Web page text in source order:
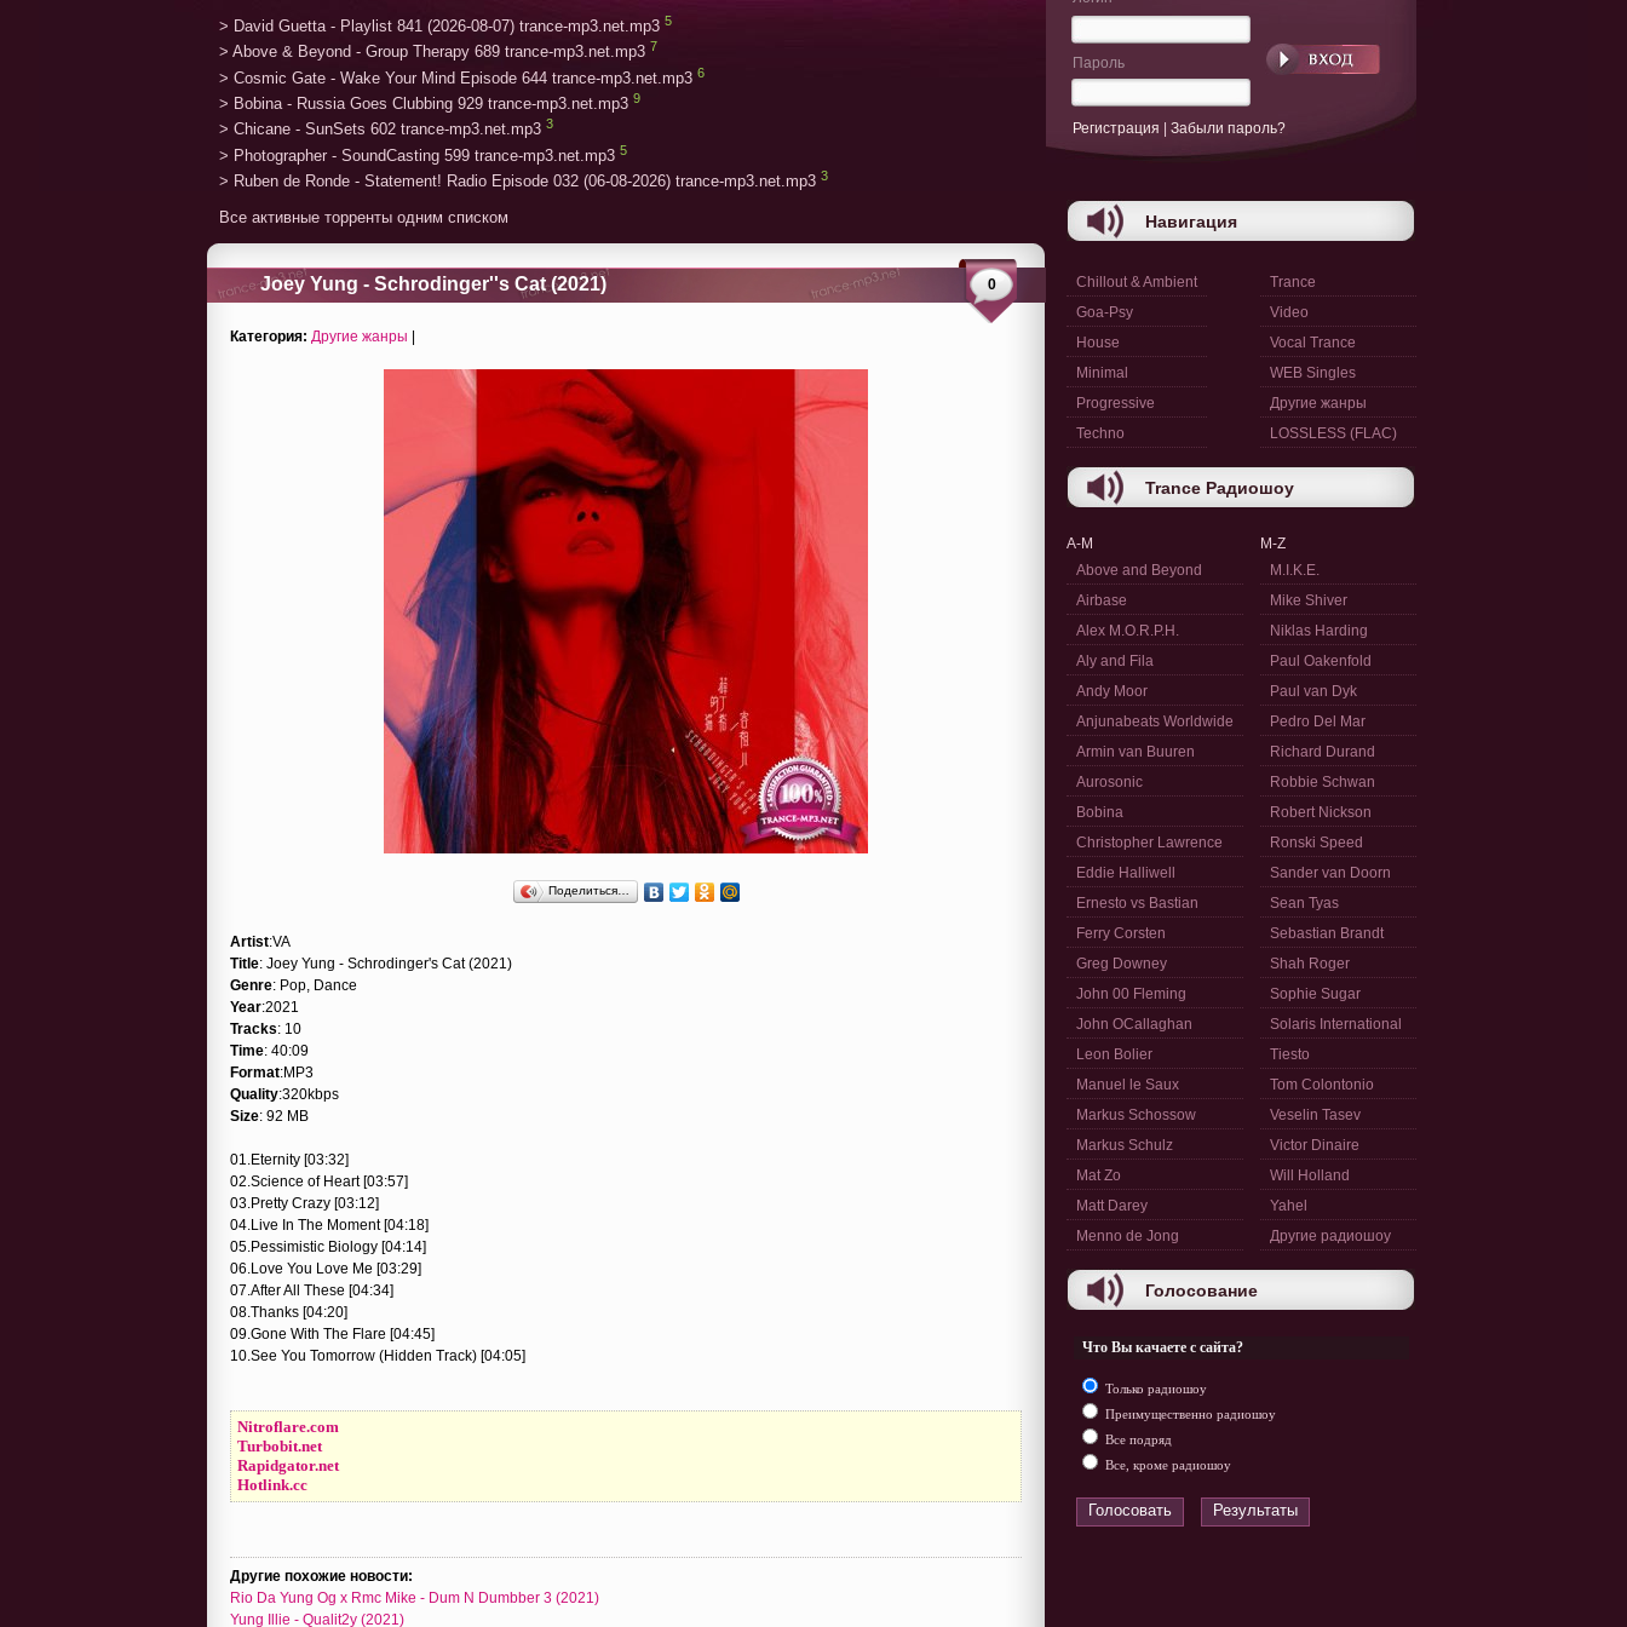
> David Guetta - Playlist 841 (2026-08-07) trance-mp3.net.mp3 5
> Above & Beyond - Group Therapy 689 trance-mp3.net.mp3 7
> Cosmic Gate - Wake Your Mind Episode 644 trance-mp3.net.mp3 6
> Bobina - Russia Goes Clubbing 929 trance-mp3.net.mp3 9
> Chicane - SunSets 602 trance-mp3.net.mp3 3
> Photographer - SoundCasting 599 trance-mp3.net.mp3 5
> Ruben de Ronde - Statement! Radio Episode 032 (06-08-2026) trance-mp3.net.mp3 3
Все активные торренты одним списком
Joey Yung - Schrodinger''s Cat (2021) 0
Категория: Другие жанры |
Поделиться…
Artist:VA
Title: Joey Yung - Schrodinger's Cat (2021)
Genre: Pop, Dance
Year:2021
Tracks: 10
Time: 40:09
Format:MP3
Quality:320kbps
Size: 92 MB
01.Eternity [03:32]
02.Science of Heart [03:57]
03.Pretty Crazy [03:12]
04.Live In The Moment [04:18]
05.Pessimistic Biology [04:14]
06.Love You Love Me [03:29]
07.After All These [04:34]
08.Thanks [04:20]
09.Gone With The Flare [04:45]
10.See You Tomorrow (Hidden Track) [04:05]
Nitroflare.com
Turbobit.net
Rapidgator.net
Hotlink.cc
Другие похожие новости:
Rio Da Yung Og x Rmc Mike - Dum N Dumbber 3 (2021)
Yung Illie - Qualit2y (2021)
Пароль
Регистрация Забыли пароль?
Навигация
Chillout & Ambient
Goa-Psy
House
Minimal
Progressive
Techno
Trance
Video
Vocal Trance
WEB Singles
Другие жанры
LOSSLESS (FLAC)
Trance Радиошоу
A-M
Above and Beyond
Airbase
Alex M.O.R.P.H.
Aly and Fila
Andy Moor
Anjunabeats Worldwide
Armin van Buuren
Aurosonic
Bobina
Christopher Lawrence
Eddie Halliwell
Ernesto vs Bastian
Ferry Corsten
Greg Downey
John 00 Fleming
John OCallaghan
Leon Bolier
Manuel le Saux
Markus Schossow
Markus Schulz
Mat Zo
Matt Darey
Menno de Jong
M-Z
M.I.K.E.
Mike Shiver
Niklas Harding
Paul Oakenfold
Paul van Dyk
Pedro Del Mar
Richard Durand
Robbie Schwan
Robert Nickson
Ronski Speed
Sander van Doorn
Sean Tyas
Sebastian Brandt
Shah Roger
Sophie Sugar
Solaris International
Tiesto
Tom Colontonio
Veselin Tasev
Victor Dinaire
Will Holland
Yahel
Другие радиошоу
Голосование
Что Вы качаете с сайта?
Только радиошоу
Преимущественно радиошоу
Все подряд
Все, кроме радиошоу
Голосовать Результаты